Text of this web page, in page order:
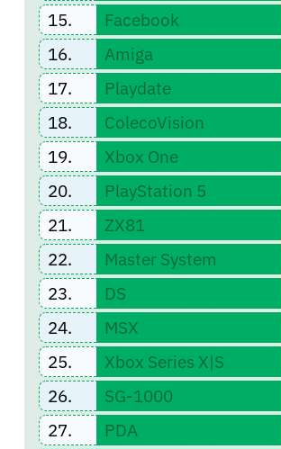
15.
Facebook
16.
Amiga
17.
Playdate
18.
ColecoVision
19.
Xbox One
20.
PlayStation 5
21.
ZX81
22.
Master System
23.
DS
24.
MSX
25.
Xbox Series X|S
26.
SG-1000
27.
PDA